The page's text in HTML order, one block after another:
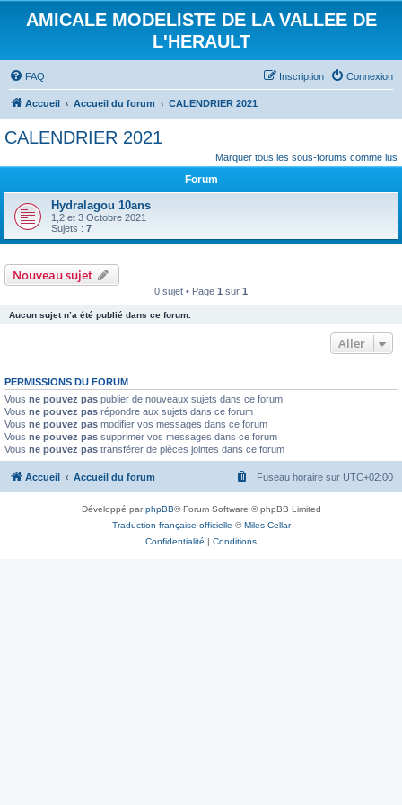
AMICALE MODELISTE DE LA VALLEE DE
L'HERAULT
FAQ Connexion
Inscription
Accueil Accueil du forum CALENDRIER 2021
CALENDRIER 2021
Marquer tous les sous-forums comme lus
Forum
Hydralagou 10ans
1,2 et 3 Octobre 2021
Sujets : 7
Nouveau sujet
0 sujet • Page 1 sur 1
Aucun sujet n’a été publié dans ce forum.
Aller
PERMISSIONS DU FORUM
Vous ne pouvez pas publier de nouveaux sujets dans ce forum
Vous ne pouvez pas répondre aux sujets dans ce forum
Vous ne pouvez pas modifier vos messages dans ce forum
Vous ne pouvez pas supprimer vos messages dans ce forum
Vous ne pouvez pas transférer de pièces jointes dans ce forum
Accueil Accueil du forum Fuseau horaire sur UTC+02:00
Développé parphpBB® Forum Software © phpBB Limited
Traduction française officielle ©Miles Cellar
Confidentialité | Conditions